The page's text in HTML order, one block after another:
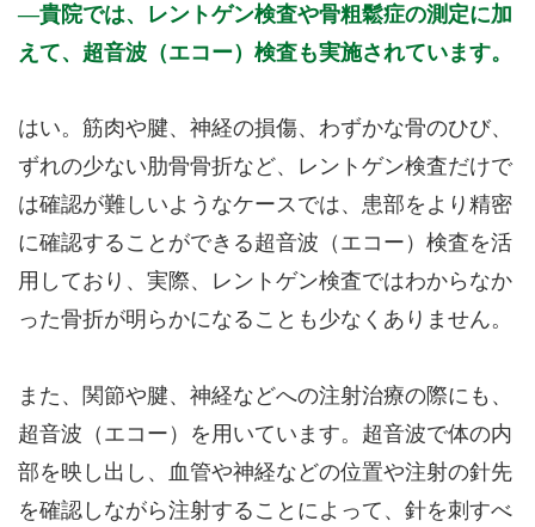
○初診の方は検査などの都合上、診療時間終了の30分前まで
に受付を済ませて下さい。
>>病院なびで医療機関の詳細を見る
公式HPはこちら
貴院では、レントゲン検査や骨粗鬆症の測定に加
えて、超音波（エコー）検査も実施されています。
はい。筋肉や腱、神経の損傷、わずかな骨のひび、
ずれの少ない肋骨骨折など、レントゲン検査だけで
は確認が難しいようなケースでは、患部をより精密
に確認することができる超音波（エコー）検査を活
用しており、実際、レントゲン検査ではわからなか
った骨折が明らかになることも少なくありません。
また、関節や腱、神経などへの注射治療の際にも、
超音波（エコー）を用いています。超音波で体の内
部を映し出し、血管や神経などの位置や注射の針先
を確認しながら注射することによって、針を刺すべ